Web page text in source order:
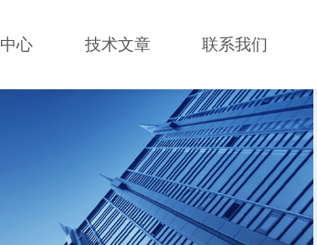
心 技术文章 联系我们